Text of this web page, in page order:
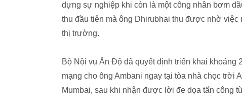
dựng sự nghiệp khi còn là một công nhân bơm
thu đầu tiên mà ông Dhirubhai thu được nhờ
thị trường.
Bộ Nội vụ Ấn Độ đã quyết định triển khai
mạng cho ông Ambani ngay tại tòa nhà chọc trời
Mumbai, sau khi nhận được lời đe dọa tấn công